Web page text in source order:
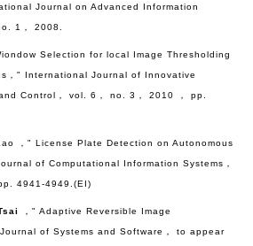
Journal on Advanced Information
1， 2008.
Selection for local Image Thresholding
，" International Journal of Innovative
Control， vol. 6， no. 3， 2010 ， pp.
，" License Plate Detection on Autonomous
of Computational Information Systems，
4941-4949.(EI)
，" Adaptive Reversible Image
of Systems and Software， to appear